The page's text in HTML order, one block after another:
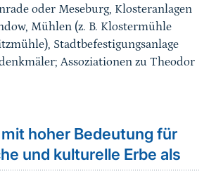
oder Meseburg, Klosteranlagen
Mühlen (z. B. Klostermühle
Stadtbefestigungsanlage
Assoziationen zu Theodor
hoher Bedeutung für
und kulturelle Erbe als